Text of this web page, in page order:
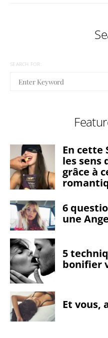
SEARCH FOR:
En cette
les sens
grâce à
6
une
5
bonifier
Et vous,